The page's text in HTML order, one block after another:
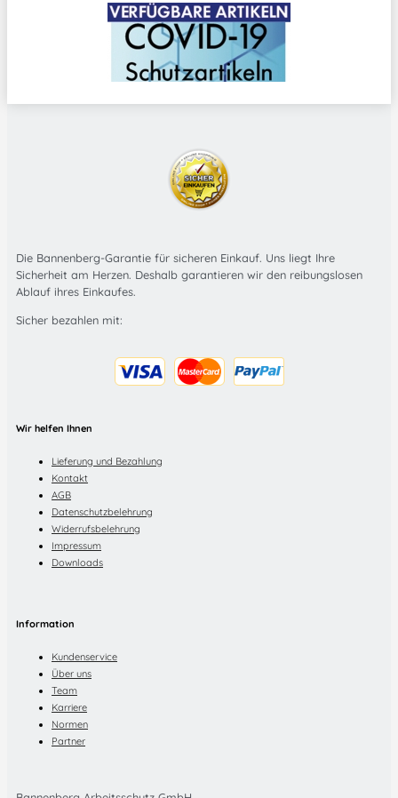
Die Bannenberg-Garantie für sicheren Einkauf. Uns liegt Ihre
Sicherheit am Herzen. Deshalb garantieren wir den reibungslosen
Ablauf ihres Einkaufes.
Sicher bezahlen mit:
Wir helfen Ihnen
Lieferung und Bezahlung
Kontakt
AGB
Datenschutzbelehrung
Widerrufsbelehrung
Impressum
Downloads
Information
Kundenservice
Über uns
Team
Karriere
Normen
Partner